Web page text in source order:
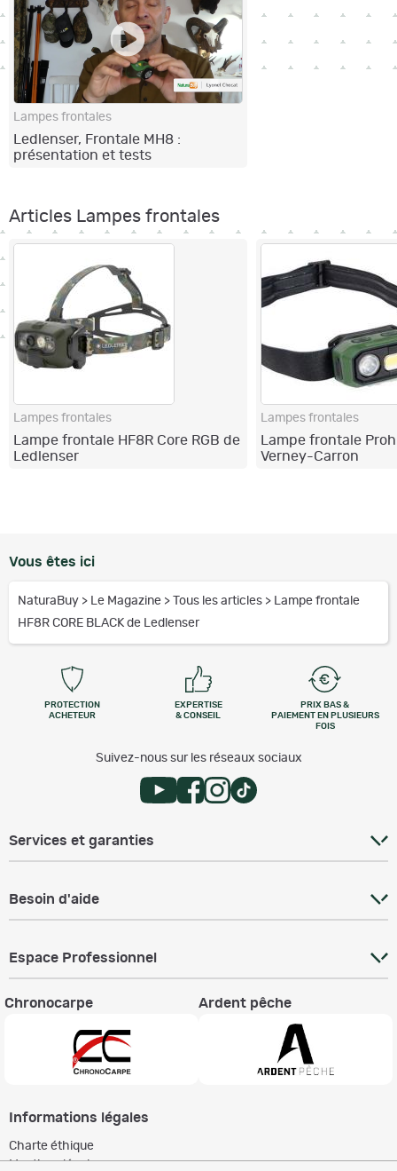
Lampes frontales
Ledlenser, Frontale MH8 :
présentation et tests
Articles Lampes frontales
Lampes frontales
Lampe frontale HF8R Core RGB de
Ledlenser
Lampes frontales
Lampe frontale
Verney-Carron
Vous êtes ici
NaturaBuy > Le Magazine > Tous les articles > Lampe frontale
HF8R CORE BLACK de Ledlenser
PROTECTION
ACHETEUR
EXPERTISE
& CONSEIL
PRIX BAS &
PAIEMENT EN PLUSIEURS
FOIS
Suivez-nous sur les réseaux sociaux
Services et garanties
Besoin d'aide
Espace Professionnel
Chronocarpe Ardent pêche
Informations légales
Charte éthique
Mentions légales